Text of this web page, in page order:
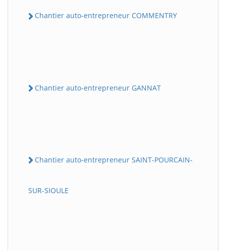
Chantier auto-entrepreneur COMMENTRY
Chantier auto-entrepreneur GANNAT
Chantier auto-entrepreneur SAINT-POURCAIN-
SUR-SIOULE